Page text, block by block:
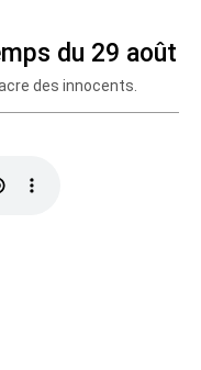
commentaires
du 29 août
des innocents.